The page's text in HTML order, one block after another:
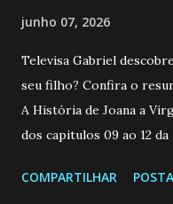
junho 07, 2026
Televisa Gabriel
seu filho? Confira o
A História de Joana a
dos capitulos 09 ao 12
a Programação
COMPARTILHAR